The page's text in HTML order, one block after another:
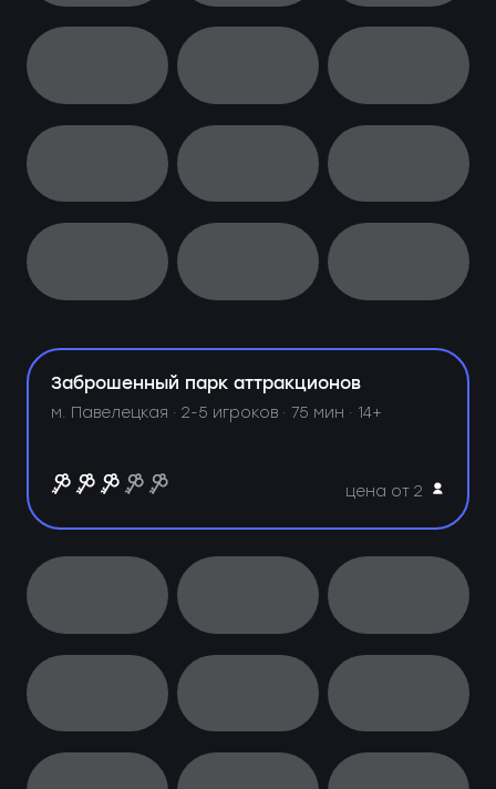
Заброшенный парк аттракционов
м. Павелецкая ·2-5 игроков · 75 мин · 14+
цена от 2